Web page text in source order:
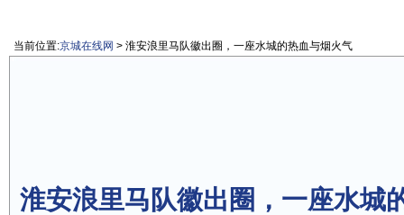
当前位置:京城在线网 > 淮安浪里马队徽出圈，一座水城的热血与烟火气
淮安浪里马队徽出圈，一座水城